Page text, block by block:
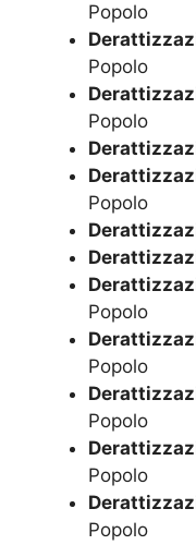
Popolo
Popolo
Popolo
Popolo
Popolo
Popolo
Popolo
Popolo
Popolo